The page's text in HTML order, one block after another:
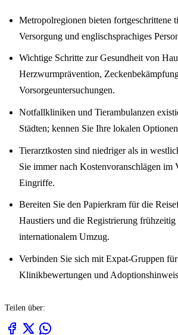
Metropolregionen bieten fortgeschrittene
Versorgung und englischsprachiges
Wichtige Schritte zur Gesundheit von
Herzwurmprävention,
Vorsorgeuntersuchungen.
Notfallkliniken und Tierambulanzen
Städten; kennen Sie Ihre lokalen
Tierarztkosten sind niedriger als in
Sie immer nach Kostenvoranschlägen im
Eingriffe.
Bereiten Sie den Papierkram für die
Haustiers und die Registrierung frühzeitig
internationalem Umzug.
Verbinden Sie sich mit Expat-Gruppen
Klinikbewertungen und
Teilen über: